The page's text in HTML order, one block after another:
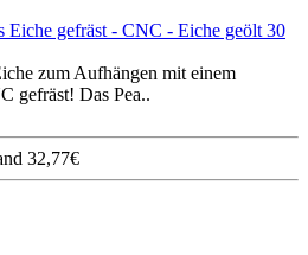
Eiche gefräst - CNC - Eiche geölt 30
zum Aufhängen mit einem
gefräst! Das Pea..
32,77€